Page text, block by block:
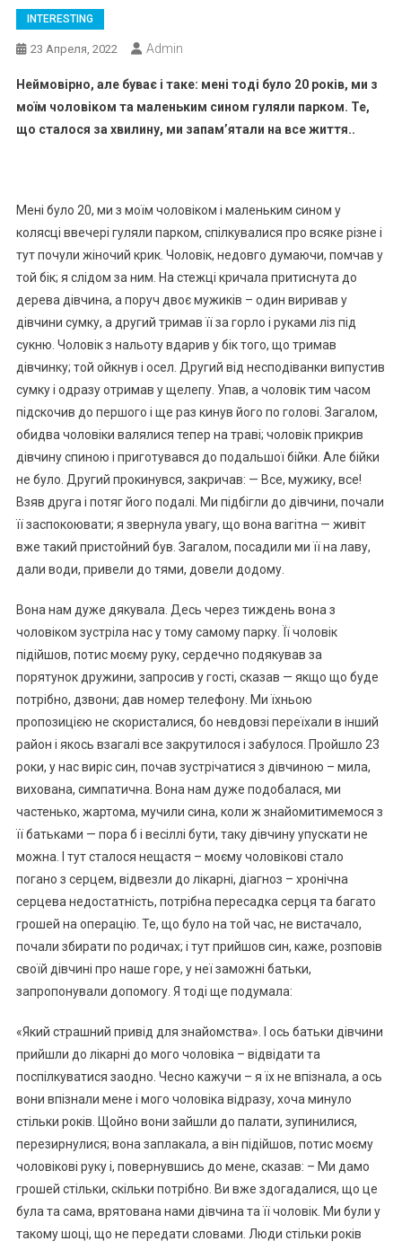
INTERESTING
23 Апреля, 2022 Admin
Неймовірно, але буває і таке: мені тоді було 20 років, ми з
моїм чоловіком та маленьким сином гуляли парком. Те,
що сталося за хвилину, ми запам’ятали на все життя..
Мені було 20, ми з моїм чоловіком і маленьким сином у
колясці ввечері гуляли парком, спілкувалися про всяке різне і
тут почули жіночий крик. Чоловік, недовго думаючи, помчав у
той бік; я слідом за ним. На стежці кричала притиснута до
дерева дівчина, а поруч двоє мужиків – один виривав у
дівчини сумку, а другий тримав її за горло і руками ліз під
сукню. Чоловік з нальоту вдарив у бік того, що тримав
дівчинку; той ойкнув і осел. Другий від несподіванки випустив
сумку і одразу отримав у щелепу. Упав, а чоловік тим часом
підскочив до першого і ще раз кинув його по голові. Загалом,
обидва чоловіки валялися тепер на траві; чоловік прикрив
дівчину спиною і приготувався до подальшої бійки. Але бійки
не було. Другий прокинувся, закричав: — Все, мужику, все!
Взяв друга і потяг його подалі. Ми підбігли до дівчини, почали
її заспокоювати; я звернула увагу, що вона вагітна — живіт
вже такий пристойний був. Загалом, посадили ми її на лаву,
дали води, привели до тями, довели додому.
Вона нам дуже дякувала. Десь через тиждень вона з
чоловіком зустріла нас у тому самому парку. Її чоловік
підійшов, потис моєму руку, сердечно подякував за
порятунок дружини, запросив у гості, сказав — якщо що буде
потрібно, дзвони; дав номер телефону. Ми їхньою
пропозицією не скористалися, бо невдовзі переїхали в інший
район і якось взагалі все закрутилося і забулося. Пройшло 23
роки, у нас виріс син, почав зустрічатися з дівчиною – мила,
вихована, симпатична. Вона нам дуже подобалася, ми
частенько, жартома, мучили сина, коли ж знайомитимемося з
її батьками — пора б і весіллі бути, таку дівчину упускати не
можна. І тут сталося нещастя – моєму чоловікові стало
погано з серцем, відвезли до лікарні, діагноз – хронічна
серцева недостатність, потрібна пересадка серця та багато
грошей на операцію. Те, що було на той час, не вистачало,
почали збирати по родичах; і тут прийшов син, каже, розповів
своїй дівчині про наше горе, у неї заможні батьки,
запропонували допомогу. Я тоді ще подумала:
«Який страшний привід для знайомства». І ось батьки дівчини
прийшли до лікарні до мого чоловіка – відвідати та
поспілкуватися заодно. Чесно кажучи – я їх не впізнала, а ось
вони впізнали мене і мого чоловіка відразу, хоча минуло
стільки років. Щойно вони зайшли до палати, зупинилися,
перезирнулися; вона заплакала, а він підійшов, потис моєму
чоловікові руку і, повернувшись до мене, сказав: – Ми дамо
грошей стільки, скільки потрібно. Ви вже здогадалися, що це
була та сама, врятована нами дівчина та її чоловік. Ми були у
такому шоці, що не передати словами. Люди стільки років